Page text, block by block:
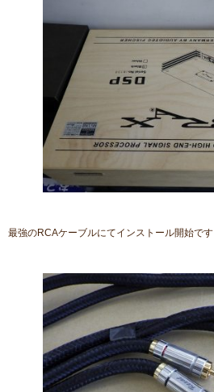
最強のRCAケーブルにてインストール開始です